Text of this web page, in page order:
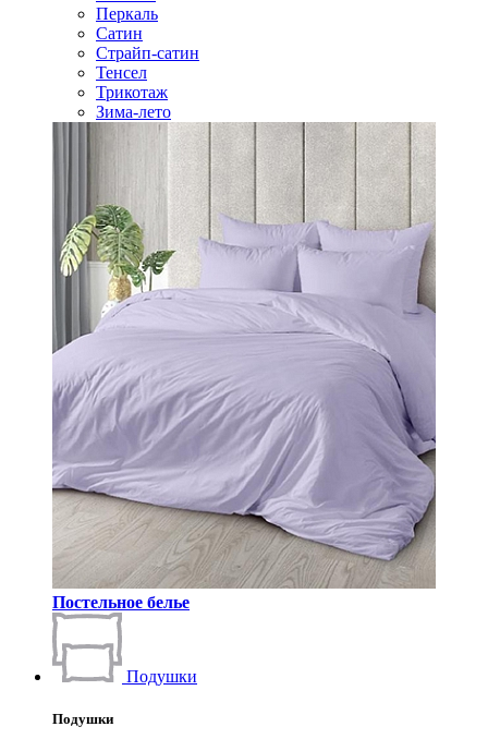
Перкаль
Сатин
Страйп-сатин
Тенсел
Трикотаж
Зима-лето
Постельное белье
Подушки
Подушки